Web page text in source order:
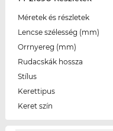
Méretek és részletek
Lencse szélesség (mm)
Orrnyereg (mm)
Rudacskák hossza
Stílus
Kerettipus
Keret szín